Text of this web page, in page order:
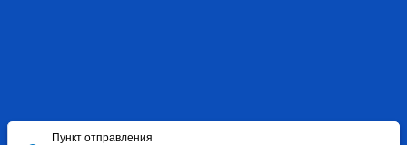
Пункт отправления